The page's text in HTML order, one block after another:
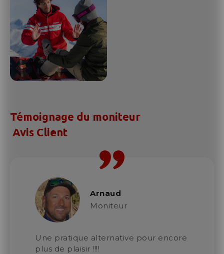
Témoignage du moniteur
Avis Client
Arnaud
Moniteur
Une pratique alternative pour encore
plus de plaisir !!!!